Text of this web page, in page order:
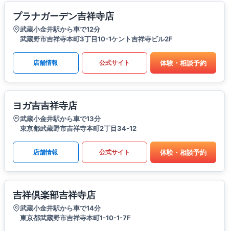
プラナガーデン吉祥寺店
武蔵小金井駅から車で12分
武蔵野市吉祥寺本町3丁目10-1ケント吉祥寺ビル2F
店舗情報 公式サイト 体験・相談予約
ヨガ吉吉祥寺店
武蔵小金井駅から車で13分
東京都武蔵野市吉祥寺本町2丁目34-12
店舗情報 公式サイト 体験・相談予約
吉祥倶楽部吉祥寺店
武蔵小金井駅から車で14分
東京都武蔵野市吉祥寺本町1-10-1-7F